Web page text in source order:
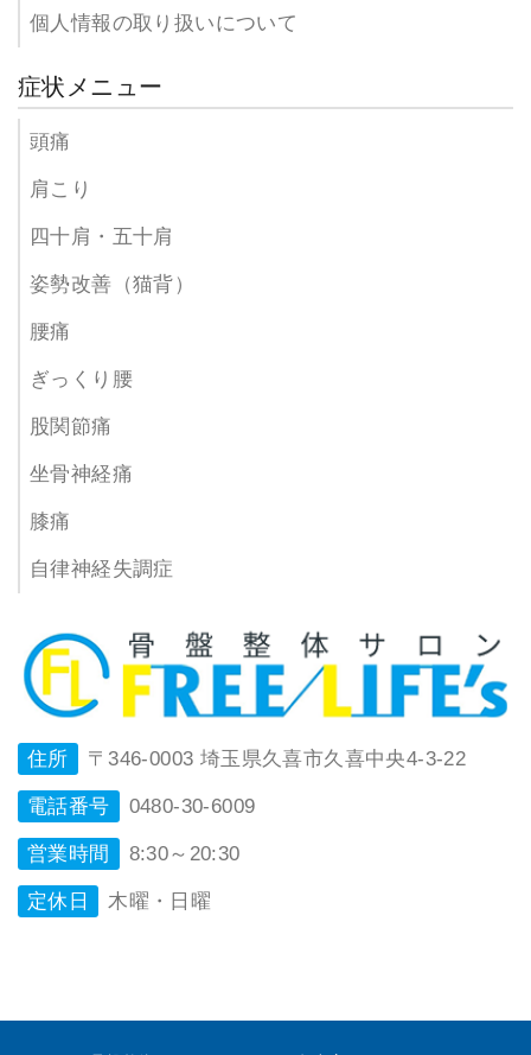
個人情報の取り扱いについて
症状メニュー
頭痛
肩こり
四十肩・五十肩
姿勢改善（猫背）
腰痛
ぎっくり腰
股関節痛
坐骨神経痛
膝痛
自律神経失調症
住所 〒346-0003 埼玉県久喜市久喜中央4-3-22
電話番号 0480-30-6009
営業時間 8:30～20:30
定休日 木曜・日曜